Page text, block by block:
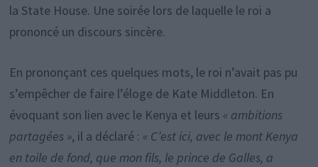
la State House. Une soirée lors de laquelle le roi a
prononcé un discours sincère.
En prononçant ces quelques mots, le roi n’avait pas pu
s’empêcher de faire l’éloge de Kate Middleton. En
évoquant son lien avec le Kenya et leurs « ambitions
partagées », il a déclaré : « C’est ici, avec le mont Kenya
en toile de fond, que mon fils, le prince de Galles, a